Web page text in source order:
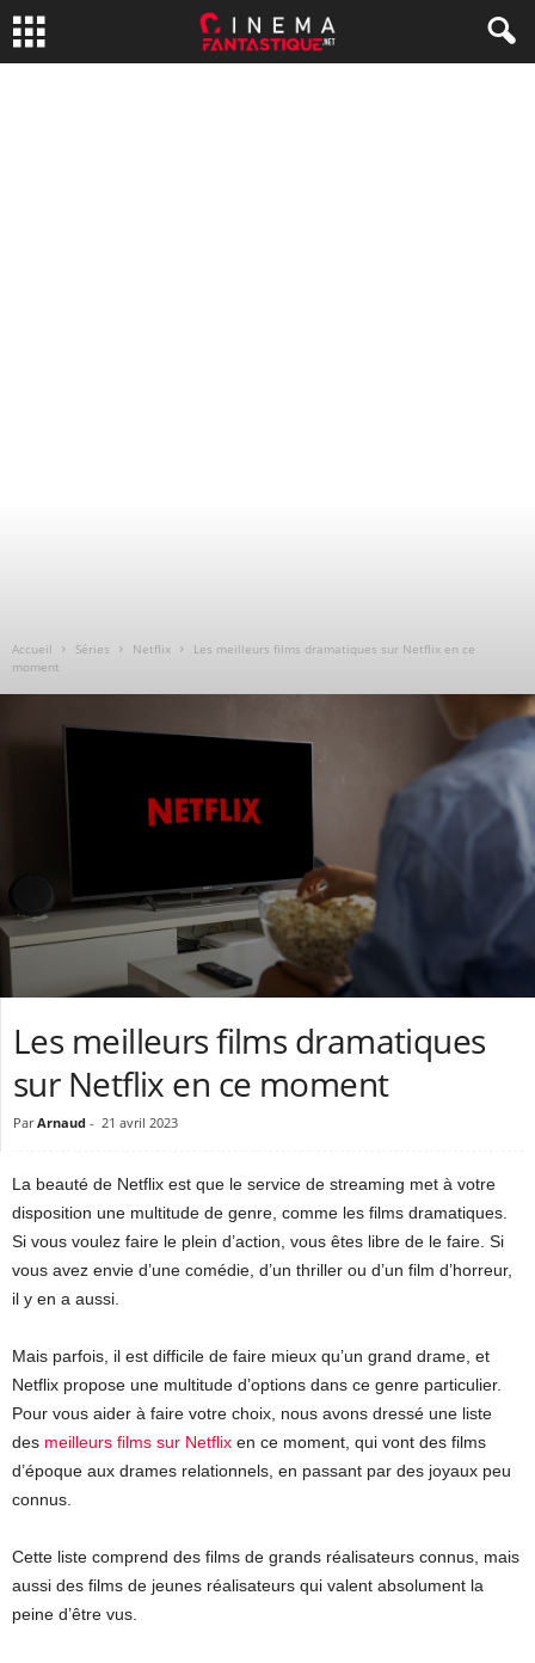
Accueil Séries Netflix
Les meilleurs films dramatiques sur Netflix en ce
moment
Les meilleurs films dramatiques
sur Netflix en ce moment
Par Arnaud - 21 avril 2023
La beauté de Netflix est que le service de streaming met à votre
disposition une multitude de genre, comme les films dramatiques.
Si vous voulez faire le plein d’action, vous êtes libre de le faire. Si
vous avez envie d’une comédie, d’un thriller ou d’un film d’horreur,
il y en a aussi.
Mais parfois, il est difficile de faire mieux qu’un grand drame, et
Netflix propose une multitude d’options dans ce genre particulier.
Pour vous aider à faire votre choix, nous avons dressé une liste
des meilleurs films sur Netflix en ce moment, qui vont des films
d’époque aux drames relationnels, en passant par des joyaux peu
connus.
Cette liste comprend des films de grands réalisateurs connus, mais
aussi des films de jeunes réalisateurs qui valent absolument la
peine d’être vus.